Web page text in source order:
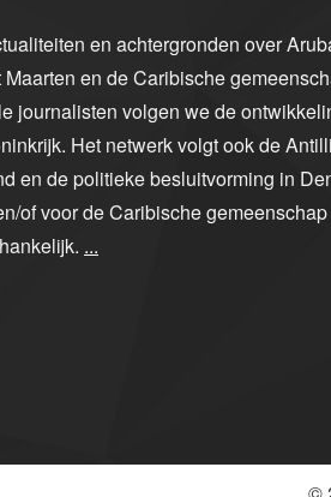
en achtergronden over
en de Caribische
journalisten volgen we de
Het netwerk volgt ook de
en de politieke besluitvorming in
of voor de Caribische
...